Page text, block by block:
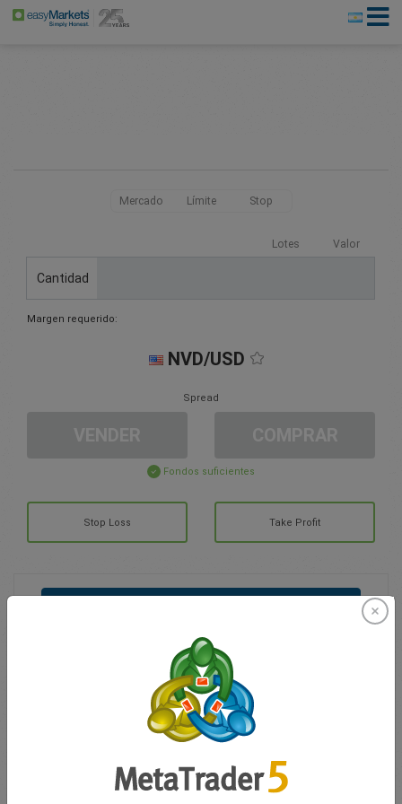
Mercado Límite Stop
Lotes Valor
Cantidad
Margen requerido:
NVD/USD
Spread
Fondos suficientes
Stop Loss Take Profit